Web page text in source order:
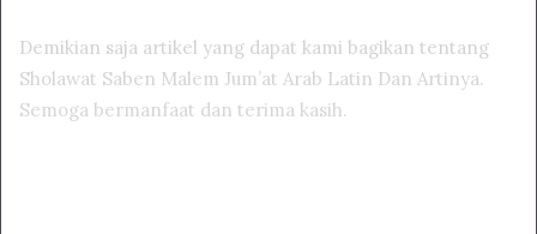
Demikian saja artikel yang dapat kami bagikan tentang
Sholawat Saben Malem Jum’at Arab Latin Dan Artinya.
Semoga bermanfaat dan terima kasih.